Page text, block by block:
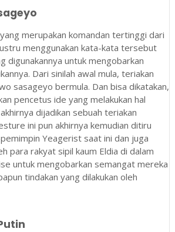
merupakan komandan tertinggi dari
menggunakan kata-kata tersebut
digunakannya untuk mengobarkan
Dari sinilah awal mula, teriakan
sasageyo bermula. Dan bisa dikatakan,
pencetus ide yang melakukan hal
dijadikan sebuah teriakan
ini pun akhirnya kemudian ditiru
Yeagerist saat ini dan juga
para rakyat sipil kaum Eldia di dalam
untuk mengobarkan semangat mereka
tindakan yang dilakukan oleh